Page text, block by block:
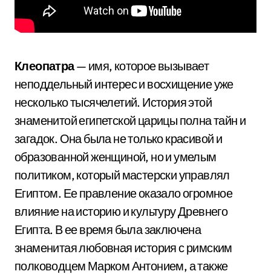
Клеопатра— имя, которое вызывает
неподдельный интерес и восхищение уже
несколько тысячелетий. История этой
знаменитой египетской царицы полна тайн и
загадок. Она была не только красивой и
образованной женщиной, но и умелым
политиком, который мастерски управлял
Египтом. Ее правление оказало огромное
влияние на историю и культуру Древнего
Египта. В ее время была заключена
знаменитая любовная история с римским
полководцем Марком Антонием, а также